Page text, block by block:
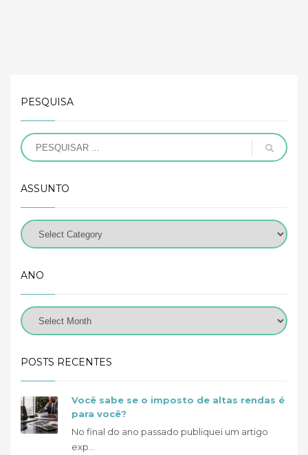
PESQUISA
ASSUNTO
ANO
POSTS RECENTES
Você sabe se o imposto de altas rendas é
para você?
No final do ano passado publiquei um artigo
exp...